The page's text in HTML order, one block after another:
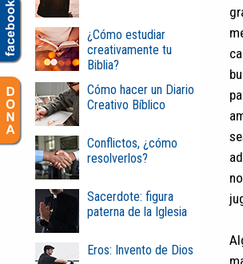
¿Cómo estudiar
creativamente tu
Biblia?
Cómo hacer un Diario
Creativo Bíblico
Conflictos, ¿cómo
resolverlos?
Sacerdote: figura
paterna de la Iglesia
Eros: Invento de Dios